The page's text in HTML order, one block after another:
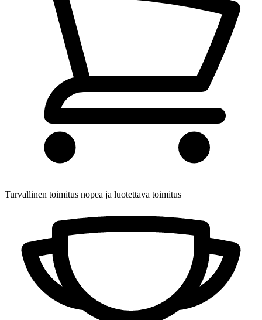
Turvallinen toimitus nopea ja luotettava toimitus